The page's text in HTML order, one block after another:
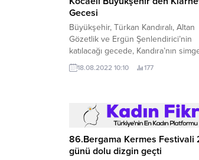
Gecesi
Büyükşehir, Türkan Kandıralı, Altan
Gözetlik ve Ergün Şenlendirici’nin
katılacağı gecede, Kandıra’nın
klarneti dünyaya tanıtacak Kocaeli
Büyükşehir Belediyesi,
ediyor.
18.08.2022 10:10 177
86.Bergama Kermes Festivali
günü dolu dizgin geçti